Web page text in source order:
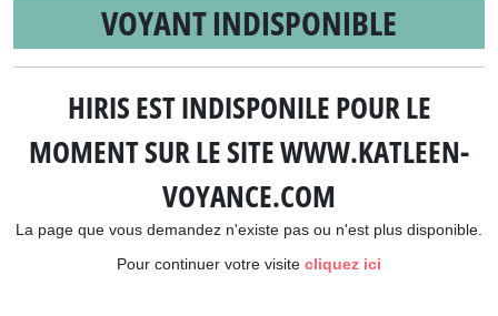
VOYANT INDISPONIBLE
HIRIS EST INDISPONILE POUR LE
MOMENT SUR LE SITE WWW.KATLEEN-
VOYANCE.COM
La page que vous demandez n'existe pas ou n'est plus disponible.
Pour continuer votre visite cliquez ici